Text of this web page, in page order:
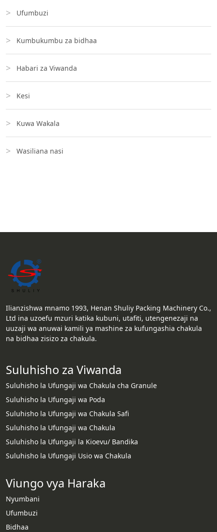
Ufumbuzi
Kumbukumbu za bidhaa
Habari za Viwanda
Kesi
Kuwa Wakala
Wasiliana nasi
Ilianzishwa mnamo 1993, Henan Shuliy Packing Machinery Co.,
Ltd ina uzoefu mzuri katika kubuni, utafiti, utengenezaji na
uuzaji wa anuwai kamili ya mashine za kufungashia chakula
na bidhaa zisizo za chakula.
Suluhisho za Viwanda
Suluhisho la Ufungaji wa Chakula cha Granule
Suluhisho la Ufungaji wa Poda
Suluhisho la Ufungaji wa Chakula Safi
Suluhisho la Ufungaji wa Chakula
Suluhisho la Ufungaji la Kioevu/ Bandika
Suluhisho la Ufungaji Usio wa Chakula
Viungo vya Haraka
Nyumbani
Ufumbuzi
Bidhaa